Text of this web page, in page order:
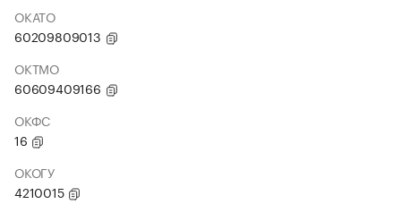
ОКАТО
60209809013
ОКТМО
60609409166
ОКФС
16
ОКОГУ
4210015